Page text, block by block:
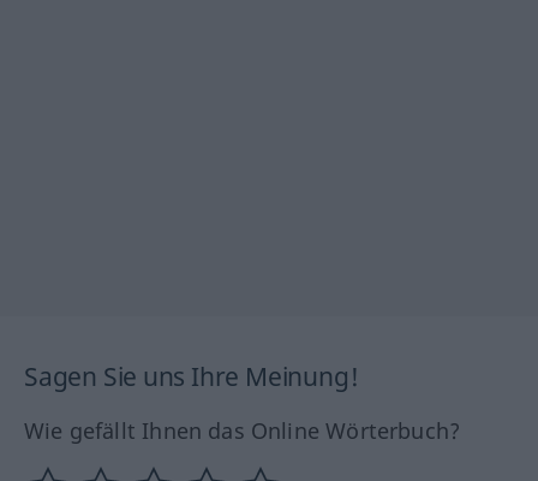
Sagen Sie uns Ihre Meinung!
Wie gefällt Ihnen das Online Wörterbuch?